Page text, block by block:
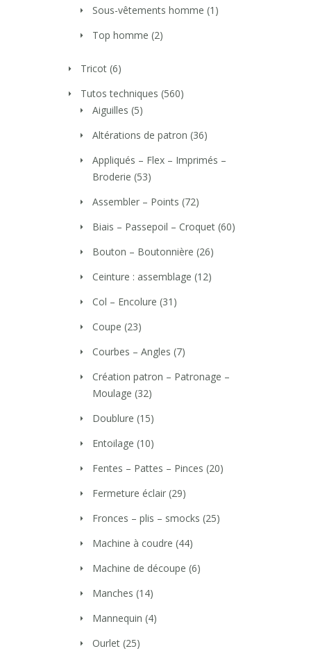
Sous-vêtements homme (1)
Top homme (2)
Tricot (6)
Tutos techniques (560)
Aiguilles (5)
Altérations de patron (36)
Appliqués – Flex – Imprimés –
Broderie (53)
Assembler – Points (72)
Biais – Passepoil – Croquet (60)
Bouton – Boutonnière (26)
Ceinture : assemblage (12)
Col – Encolure (31)
Coupe (23)
Courbes – Angles (7)
Création patron – Patronage –
Moulage (32)
Doublure (15)
Entoilage (10)
Fentes – Pattes – Pinces (20)
Fermeture éclair (29)
Fronces – plis – smocks (25)
Machine à coudre (44)
Machine de découpe (6)
Manches (14)
Mannequin (4)
Ourlet (25)